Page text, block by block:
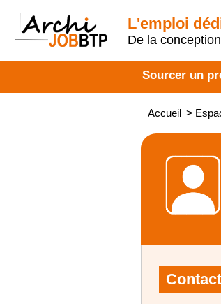
L'emploi
De la
Sourcer un
Accueil >
Contact